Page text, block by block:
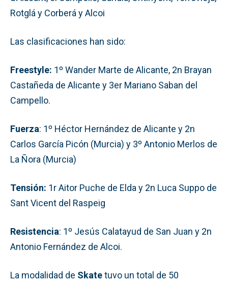
Rotglá y Corberá y Alcoi
Las clasificaciones han sido:
Freestyle: 1º Wander Marte de Alicante, 2n Brayan
Castañeda de Alicante y 3er Mariano Saban del
Campello.
Fuerza: 1º Héctor Hernández de Alicante y 2n
Carlos García Picón (Murcia) y 3º Antonio Merlos de
La Ñora (Murcia)
Tensión: 1r Aitor Puche de Elda y 2n Luca Suppo de
Sant Vicent del Raspeig
Resistencia: 1º Jesús Calatayud de San Juan y 2n
Antonio Fernández de Alcoi.
La modalidad de Skatetuvo un total de 50